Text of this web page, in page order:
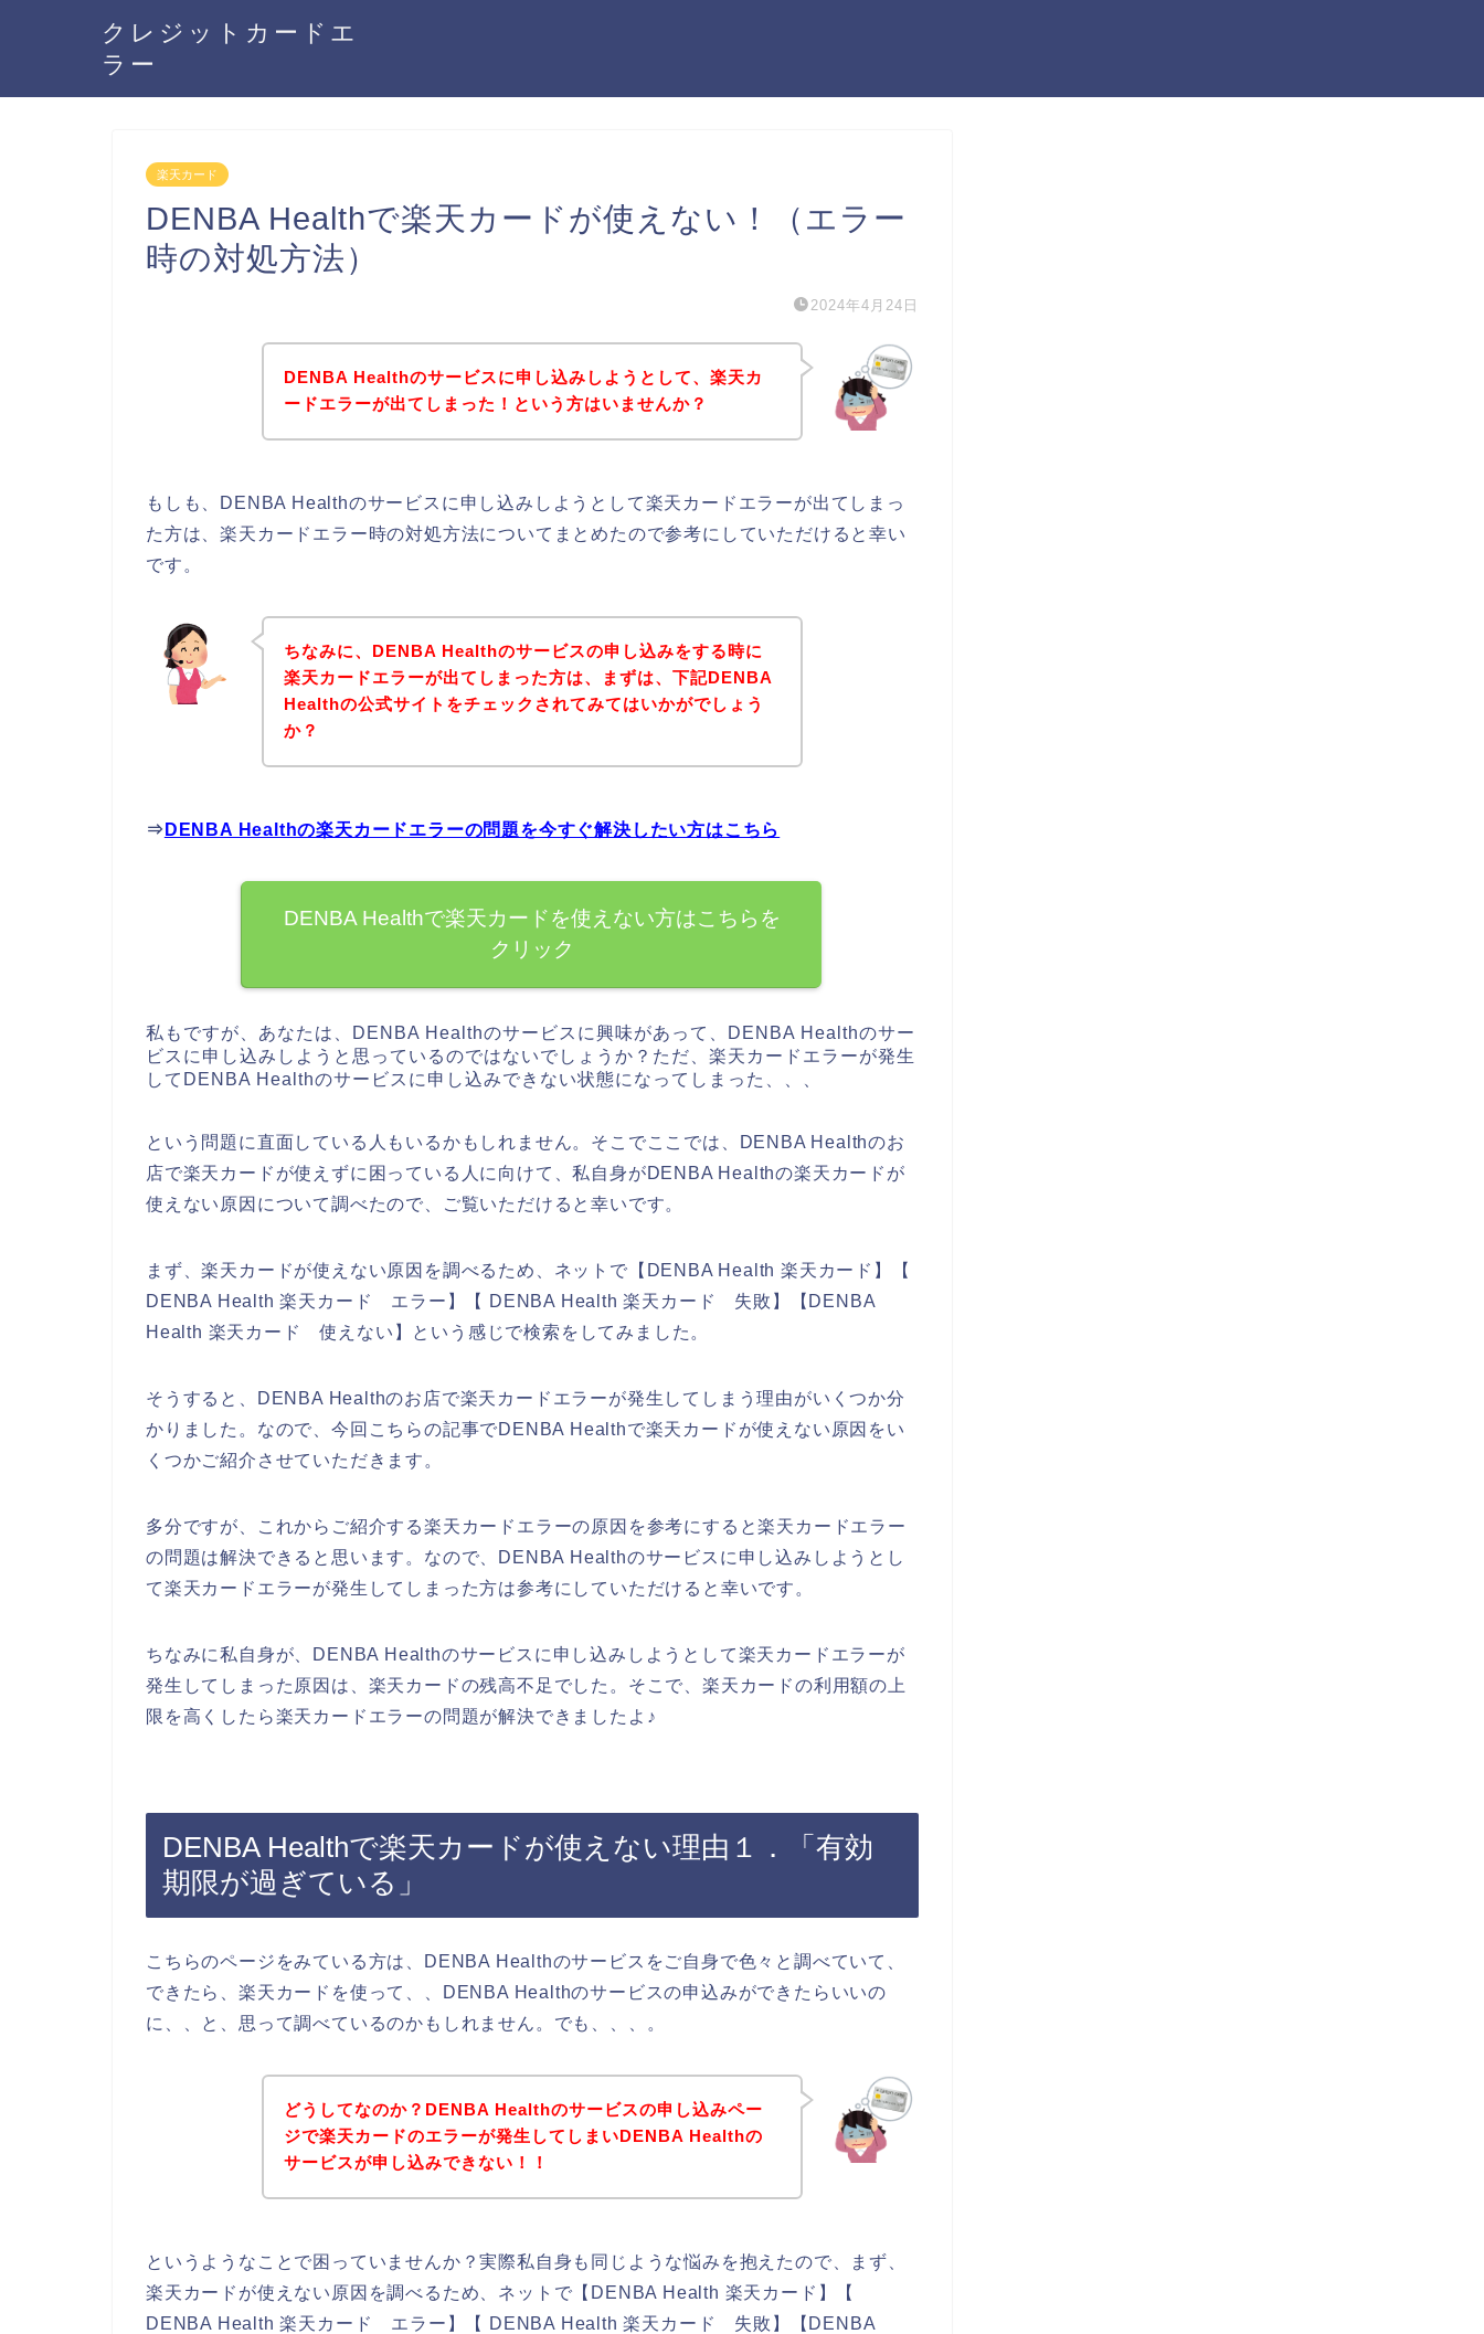
クレジットカードエ
ラー
楽天カード
DENBA Healthで楽天カードが使えない！（エラー
時の対処方法）
2024年4月24日
DENBA Healthのサービスに申し込みしようとして、楽天カ
ードエラーが出てしまった！という方はいませんか？
もしも、DENBA Healthのサービスに申し込みしようとして楽天カードエラーが出てしまっ
た方は、楽天カードエラー時の対処方法についてまとめたので参考にしていただけると幸い
です。
ちなみに、DENBA Healthのサービスの申し込みをする時に
楽天カードエラーが出てしまった方は、まずは、下記DENBA
Healthの公式サイトをチェックされてみてはいかがでしょう
か？
⇒ DENBA Healthの楽天カードエラーの問題を今すぐ解決したい方はこちら
DENBA Healthで楽天カードを使えない方はこちらを
クリック
私もですが、あなたは、DENBA Healthのサービスに興味があって、DENBA Healthのサー
ビスに申し込みしようと思っているのではないでしょうか？ただ、楽天カードエラーが発生
してDENBA Healthのサービスに申し込みできない状態になってしまった、、、
という問題に直面している人もいるかもしれません。そこでここでは、DENBA Healthのお
店で楽天カードが使えずに困っている人に向けて、私自身がDENBA Healthの楽天カードが
使えない原因について調べたので、ご覧いただけると幸いです。
まず、楽天カードが使えない原因を調べるため、ネットで【DENBA Health 楽天カード】【
DENBA Health 楽天カード エラー】【 DENBA Health 楽天カード 失敗】【DENBA
Health 楽天カード 使えない】という感じで検索をしてみました。
そうすると、DENBA Healthのお店で楽天カードエラーが発生してしまう理由がいくつか分
かりました。なので、今回こちらの記事でDENBA Healthで楽天カードが使えない原因をい
くつかご紹介させていただきます。
多分ですが、これからご紹介する楽天カードエラーの原因を参考にすると楽天カードエラー
の問題は解決できると思います。なので、DENBA Healthのサービスに申し込みしようとし
て楽天カードエラーが発生してしまった方は参考にしていただけると幸いです。
ちなみに私自身が、DENBA Healthのサービスに申し込みしようとして楽天カードエラーが
発生してしまった原因は、楽天カードの残高不足でした。そこで、楽天カードの利用額の上
限を高くしたら楽天カードエラーの問題が解決できましたよ♪
DENBA Healthで楽天カードが使えない理由１．「有効
期限が過ぎている」
こちらのページをみている方は、DENBA Healthのサービスをご自身で色々と調べていて、
できたら、楽天カードを使って、、DENBA Healthのサービスの申込みができたらいいの
に、、と、思って調べているのかもしれません。でも、、、。
どうしてなのか？DENBA Healthのサービスの申し込みペー
ジで楽天カードのエラーが発生してしまいDENBA Healthの
サービスが申し込みできない！！
というようなことで困っていませんか？実際私自身も同じような悩みを抱えたので、まず、
楽天カードが使えない原因を調べるため、ネットで【DENBA Health 楽天カード】【
DENBA Health 楽天カード エラー】【 DENBA Health 楽天カード 失敗】【DENBA